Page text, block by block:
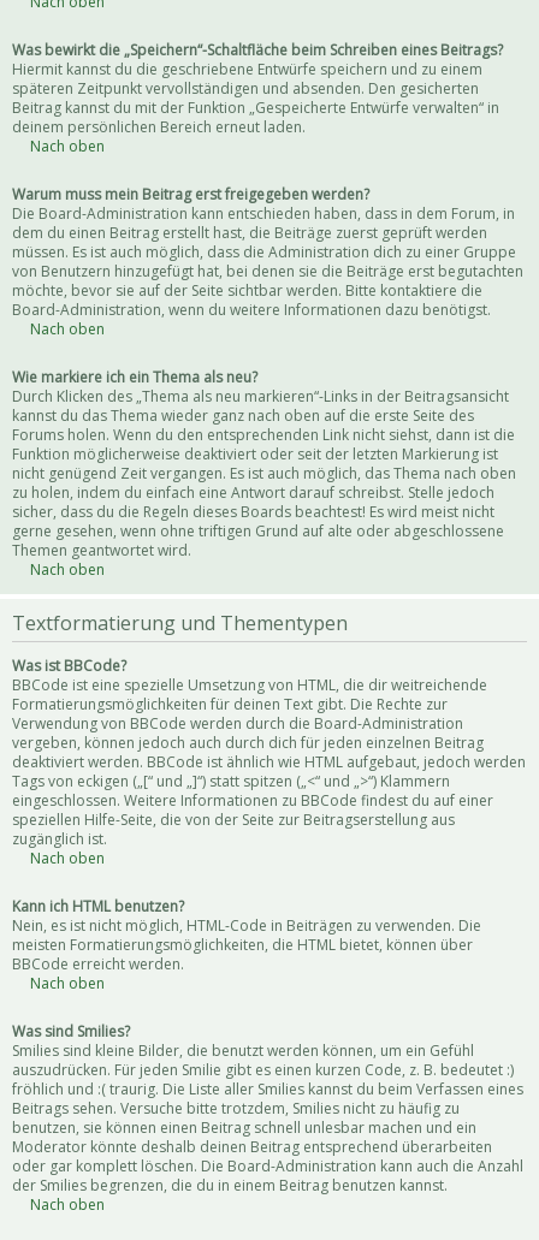
Was bewirkt die „Speichern“-Schaltfläche beim Schreiben eines Beitrags?
Hiermit kannst du die geschriebene Entwürfe speichern und zu einem
späteren Zeitpunkt vervollständigen und absenden. Den gesicherten
Beitrag kannst du mit der Funktion „Gespeicherte Entwürfe verwalten“ in
deinem persönlichen Bereich erneut laden.
Nach oben
Warum muss mein Beitrag erst freigegeben werden?
Die Board-Administration kann entschieden haben, dass in dem Forum, in
dem du einen Beitrag erstellt hast, die Beiträge zuerst geprüft werden
müssen. Es ist auch möglich, dass die Administration dich zu einer Gruppe
von Benutzern hinzugefügt hat, bei denen sie die Beiträge erst begutachten
möchte, bevor sie auf der Seite sichtbar werden. Bitte kontaktiere die
Board-Administration, wenn du weitere Informationen dazu benötigst.
Nach oben
Wie markiere ich ein Thema als neu?
Durch Klicken des „Thema als neu markieren“-Links in der Beitragsansicht
kannst du das Thema wieder ganz nach oben auf die erste Seite des
Forums holen. Wenn du den entsprechenden Link nicht siehst, dann ist die
Funktion möglicherweise deaktiviert oder seit der letzten Markierung ist
nicht genügend Zeit vergangen. Es ist auch möglich, das Thema nach oben
zu holen, indem du einfach eine Antwort darauf schreibst. Stelle jedoch
sicher, dass du die Regeln dieses Boards beachtest! Es wird meist nicht
gerne gesehen, wenn ohne triftigen Grund auf alte oder abgeschlossene
Themen geantwortet wird.
Nach oben
Textformatierung und Thementypen
Was ist BBCode?
BBCode ist eine spezielle Umsetzung von HTML, die dir weitreichende
Formatierungsmöglichkeiten für deinen Text gibt. Die Rechte zur
Verwendung von BBCode werden durch die Board-Administration
vergeben, können jedoch auch durch dich für jeden einzelnen Beitrag
deaktiviert werden. BBCode ist ähnlich wie HTML aufgebaut, jedoch werden
Tags von eckigen („[“ und „]“) statt spitzen („<“ und „>“) Klammern
eingeschlossen. Weitere Informationen zu BBCode findest du auf einer
speziellen Hilfe-Seite, die von der Seite zur Beitragserstellung aus
zugänglich ist.
Nach oben
Kann ich HTML benutzen?
Nein, es ist nicht möglich, HTML-Code in Beiträgen zu verwenden. Die
meisten Formatierungsmöglichkeiten, die HTML bietet, können über
BBCode erreicht werden.
Nach oben
Was sind Smilies?
Smilies sind kleine Bilder, die benutzt werden können, um ein Gefühl
auszudrücken. Für jeden Smilie gibt es einen kurzen Code, z. B. bedeutet :)
fröhlich und :( traurig. Die Liste aller Smilies kannst du beim Verfassen eines
Beitrags sehen. Versuche bitte trotzdem, Smilies nicht zu häufig zu
benutzen, sie können einen Beitrag schnell unlesbar machen und ein
Moderator könnte deshalb deinen Beitrag entsprechend überarbeiten
oder gar komplett löschen. Die Board-Administration kann auch die Anzahl
der Smilies begrenzen, die du in einem Beitrag benutzen kannst.
Nach oben